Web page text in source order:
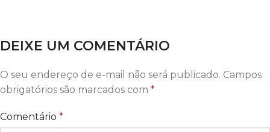
DEIXE UM COMENTÁRIO
O seu endereço de e-mail não será publicado. Campos
obrigatórios são marcados com *
Comentário *